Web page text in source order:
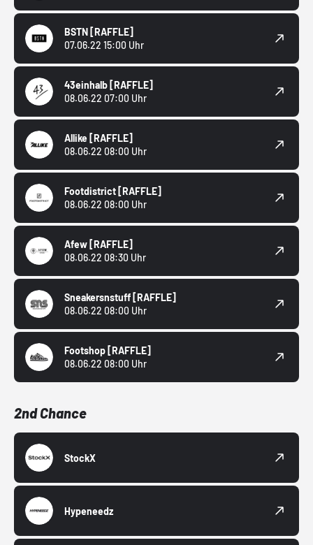
BSTN [RAFFLE]
07.06.22 15:00 Uhr
43einhalb [RAFFLE]
08.06.22 07:00 Uhr
Allike [RAFFLE]
08.06.22 08:00 Uhr
Footdistrict [RAFFLE]
08.06.22 08:00 Uhr
Afew [RAFFLE]
08.06.22 08:30 Uhr
Sneakersnstuff [RAFFLE]
08.06.22 08:00 Uhr
Footshop [RAFFLE]
08.06.22 08:00 Uhr
2nd Chance
StockX
Hypeneedz